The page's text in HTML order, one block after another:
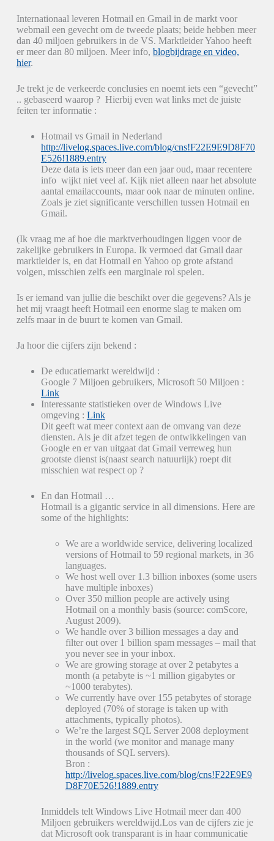
Internationaal leveren Hotmail en Gmail in de markt voor
webmail een gevecht om de tweede plaats; beide hebben meer
dan 40 miljoen gebruikers in de VS. Marktleider Yahoo heeft
er meer dan 80 miljoen. Meer info, blogbijdrage en video,
hier.
Je trekt je de verkeerde conclusies en noemt iets een “gevecht”
.. gebaseerd waarop ? Hierbij even wat links met de juiste
feiten ter informatie :
Hotmail vs Gmail in Nederland
http://livelog.spaces.live.com/blog/cns!F22E9E9D8F70
E526!1889.entry
Deze data is iets meer dan een jaar oud, maar recentere
info wijkt niet veel af. Kijk niet alleen naar het absolute
aantal emailaccounts, maar ook naar de minuten online.
Zoals je ziet significante verschillen tussen Hotmail en
Gmail.
(Ik vraag me af hoe die marktverhoudingen liggen voor de
zakelijke gebruikers in Europa. Ik vermoed dat Gmail daar
marktleider is, en dat Hotmail en Yahoo op grote afstand
volgen, misschien zelfs een marginale rol spelen.
Is er iemand van jullie die beschikt over die gegevens? Als je
het mij vraagt heeft Hotmail een enorme slag te maken om
zelfs maar in de buurt te komen van Gmail.
Ja hoor die cijfers zijn bekend :
De educatiemarkt wereldwijd :
Google 7 Miljoen gebruikers, Microsoft 50 Miljoen :
Link
Interessante statistieken over de Windows Live
omgeving : Link
Dit geeft wat meer context aan de omvang van deze
diensten. Als je dit afzet tegen de ontwikkelingen van
Google en er van uitgaat dat Gmail verreweg hun
grootste dienst is(naast search natuurlijk) roept dit
misschien wat respect op ?
En dan Hotmail …
Hotmail is a gigantic service in all dimensions. Here are
some of the highlights:
We are a worldwide service, delivering localized
versions of Hotmail to 59 regional markets, in 36
languages.
We host well over 1.3 billion inboxes (some users
have multiple inboxes)
Over 350 million people are actively using
Hotmail on a monthly basis (source: comScore,
August 2009).
We handle over 3 billion messages a day and
filter out over 1 billion spam messages – mail that
you never see in your inbox.
We are growing storage at over 2 petabytes a
month (a petabyte is ~1 million gigabytes or
~1000 terabytes).
We currently have over 155 petabytes of storage
deployed (70% of storage is taken up with
attachments, typically photos).
We’re the largest SQL Server 2008 deployment
in the world (we monitor and manage many
thousands of SQL servers).
Bron :
http://livelog.spaces.live.com/blog/cns!F22E9E9
D8F70E526!1889.entry
Inmiddels telt Windows Live Hotmail meer dan 400
Miljoen gebruikers wereldwijd.Los van de cijfers zie je
dat Microsoft ook transparant is in haar communicatie